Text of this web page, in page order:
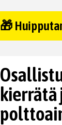
🎁
kierrätä